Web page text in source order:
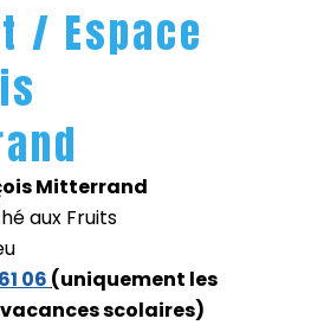
/ Espace
Mitterrand
aux Fruits
06 (uniquement les
scolaires)